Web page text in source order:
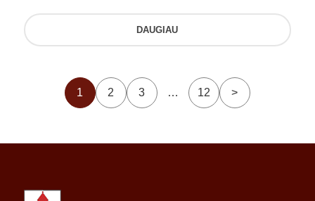
DAUGIAU
1 2 3 … 12 >